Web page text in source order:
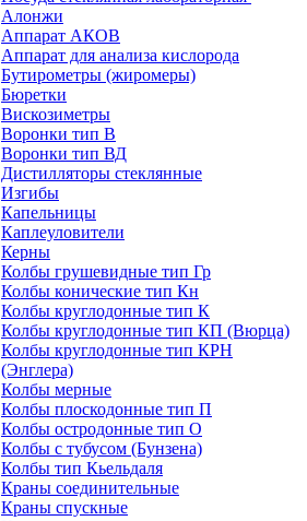
Алонжи
Аппарат АКОВ
Аппарат для анализа кислорода
Бутирометры (жиромеры)
Бюретки
Вискозиметры
Воронки тип В
Воронки тип ВД
Дистилляторы стеклянные
Изгибы
Капельницы
Каплеуловители
Керны
Колбы грушевидные тип Гр
Колбы конические тип Кн
Колбы круглодонные тип К
Колбы круглодонные тип КП (Вюрца)
Колбы круглодонные тип КРН
(Энглера)
Колбы мерные
Колбы плоскодонные тип П
Колбы остродонные тип О
Колбы с тубусом (Бунзена)
Колбы тип Кьельдаля
Краны соединительные
Краны спускные